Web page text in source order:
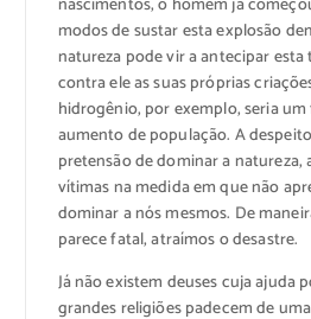
modos de sustar esta explosão
natureza pode vir a antecipar
contra ele as suas próprias
hidrogênio, por exemplo, seria
aumento de população. A
pretensão de dominar a natureza,
vítimas na medida em que não
dominar a nós mesmos. De
parece fatal, atraímos o desastre.
Já não existem deuses cuja ajuda
grandes religiões padecem de